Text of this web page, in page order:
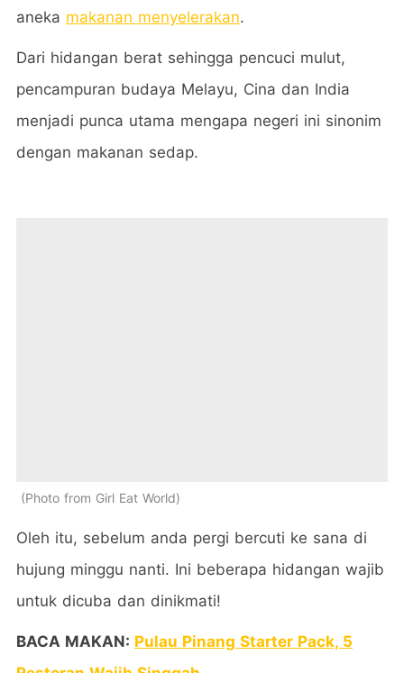
aneka makanan menyelerakan.
Dari hidangan berat sehingga pencuci mulut,
pencampuran budaya Melayu, Cina dan India
menjadi punca utama mengapa negeri ini sinonim
dengan makanan sedap.
Photo from Girl Eat World
Oleh itu, sebelum anda pergi bercuti ke sana di
hujung minggu nanti. Ini beberapa hidangan wajib
untuk dicuba dan dinikmati!
BACA MAKAN: Pulau Pinang Starter Pack, 5